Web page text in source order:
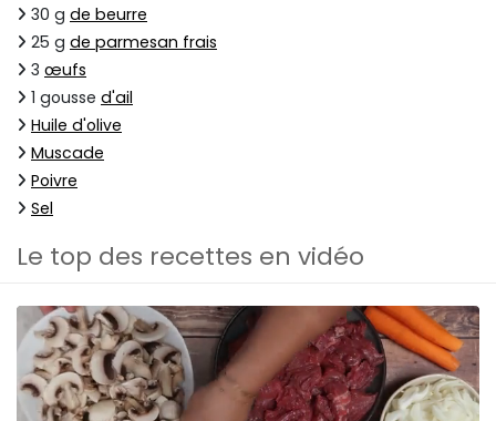
30 g de beurre
25 g de parmesan frais
3 œufs
1 gousse d'ail
Huile d'olive
Muscade
Poivre
Sel
Le top des recettes en vidéo